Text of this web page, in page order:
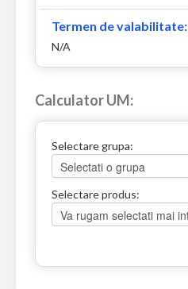
Termen de valabilitate:
N/A
Calculator UM:
Selectare grupa:
Selectare produs: